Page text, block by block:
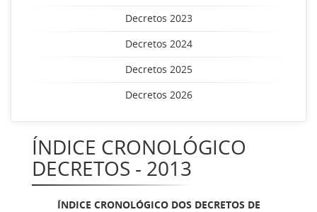
Decretos 2023
Decretos 2024
Decretos 2025
Decretos 2026
ÍNDICE CRONOLÓGICO
DECRETOS - 2013
ÍNDICE CRONOLÓGICO DOS DECRETOS DE